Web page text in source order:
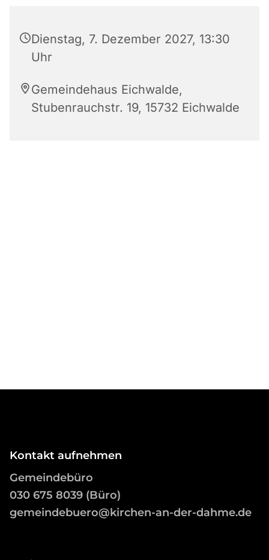
Dienstag, 7. Dezember 2027, 13:30
Uhr
Gemeindehaus Eichwalde,
Stubenrauchstr. 19, 15732 Eichwalde
Kontakt aufnehmen
Gemeindebüro
030 675 8039 (Büro)
gemeindebuero@kirchen-an-der-dahme.de